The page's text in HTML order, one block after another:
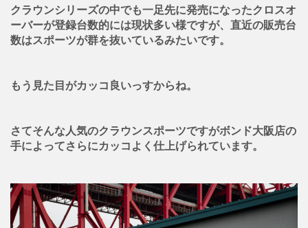
クラウンシリーズの中でも一足先に発売になったクロスオ
ーバーが登録台数的には現状多い様ですが、直近の販売台
数はスポーツが群を抜いているみたいです。
もう見た目がカッコ良いっすからね。
さてそんな人気のクラウンスポーツですがボンド大阪店の
手によってさらにカッコよく仕上げられています。